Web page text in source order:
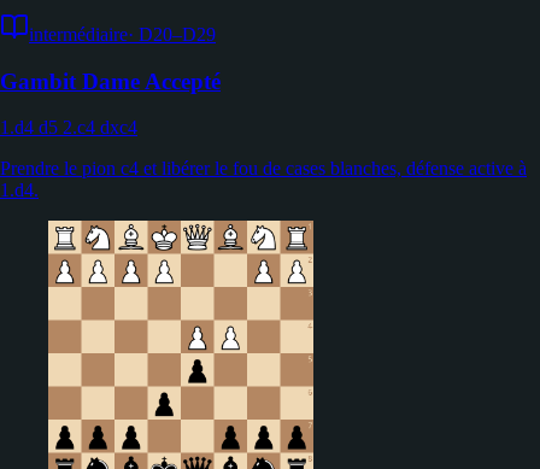
intermédiaire· D20–D29
Gambit Dame Accepté
1.d4 d5 2.c4 dxc4
Prendre le pion c4 et libérer le fou de cases blanches, défense active à
1.d4.